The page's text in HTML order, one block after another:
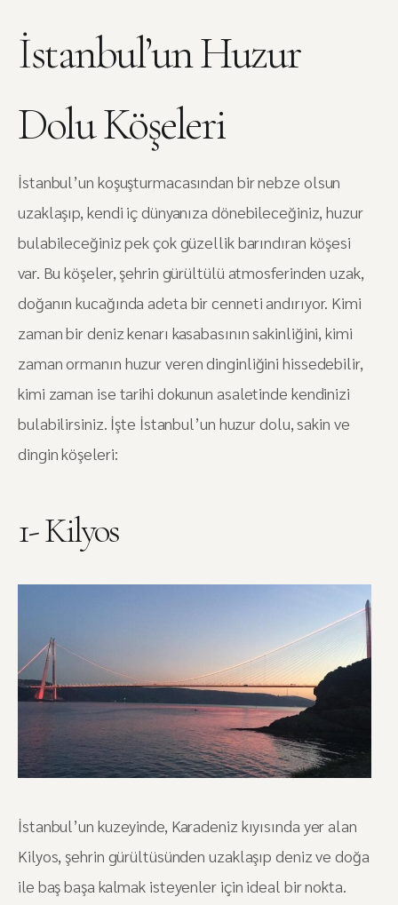
İstanbul’un Huzur
Dolu Köşeleri
İstanbul’un koşuşturmacasından bir nebze olsun
uzaklaşıp, kendi iç dünyanıza dönebileceğiniz, huzur
bulabileceğiniz pek çok güzellik barındıran köşesi
var. Bu köşeler, şehrin gürültülü atmosferinden uzak,
doğanın kucağında adeta bir cenneti andırıyor. Kimi
zaman bir deniz kenarı kasabasının sakinliğini, kimi
zaman ormanın huzur veren dinginliğini hissedebilir,
kimi zaman ise tarihi dokunun asaletinde kendinizi
bulabilirsiniz. İşte İstanbul’un huzur dolu, sakin ve
dingin köşeleri:
1- Kilyos
İstanbul’un kuzeyinde, Karadeniz kıyısında yer alan
Kilyos, şehrin gürültüsünden uzaklaşıp deniz ve doğa
ile baş başa kalmak isteyenler için ideal bir nokta.